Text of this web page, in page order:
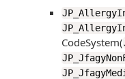
CodeSystem(